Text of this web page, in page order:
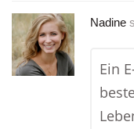
Nadine
Ein